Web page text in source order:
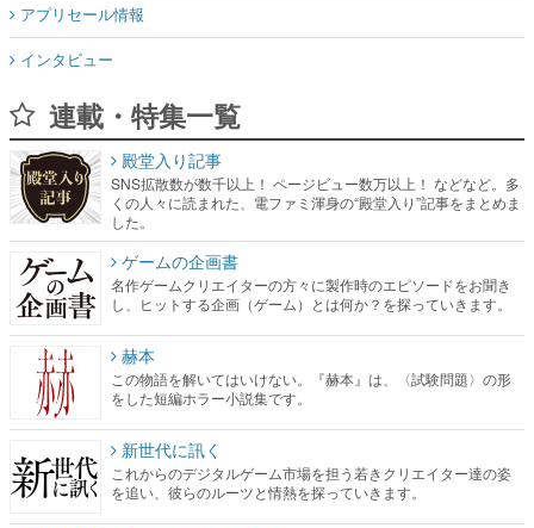
アプリセール情報
インタビュー
連載・特集一覧
殿堂入り記事
SNS拡散数が数千以上！ ページビュー数万以上！ などなど。多
くの人々に読まれた、電ファミ渾身の“殿堂入り”記事をまとめま
した。
ゲームの企画書
名作ゲームクリエイターの方々に製作時のエピソードをお聞き
し、ヒットする企画（ゲーム）とは何か？を探っていきます。
赫本
この物語を解いてはいけない。『赫本』は、〈試験問題〉の形
をした短編ホラー小説集です。
新世代に訊く
これからのデジタルゲーム市場を担う若きクリエイター達の姿
を追い、彼らのルーツと情熱を探っていきます。